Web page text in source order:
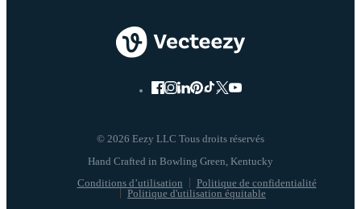
© 2026 Eezy LLC Tous droits réservés
Conditions d’utilisation
Politique de confidentialité
Politique d'utilisation équitable